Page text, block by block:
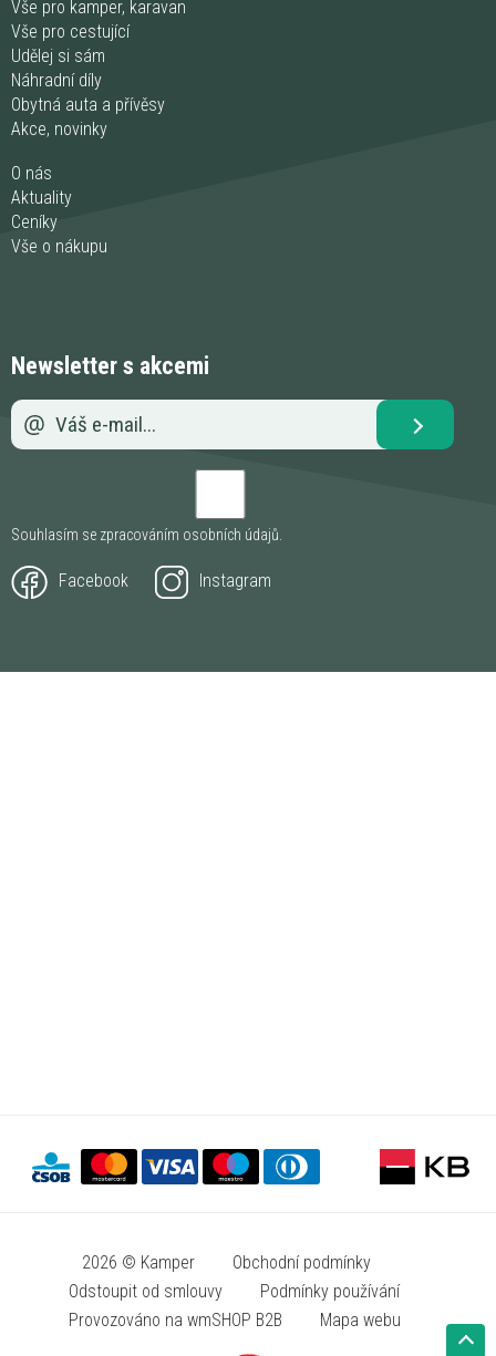
Vše pro kamper, karavan
Vše pro cestující
Udělej si sám
Náhradní díly
Obytná auta a přívěsy
Akce, novinky
O nás
Aktuality
Ceníky
Vše o nákupu
Newsletter s akcemi
Souhlasím se zpracováním osobních údajů
Facebook Instagram
2026 © Kamper
Obchodní podmínky
Odstoupit od smlouvy
Podmínky používání
Provozováno na wmSHOP B2B
Mapa webu